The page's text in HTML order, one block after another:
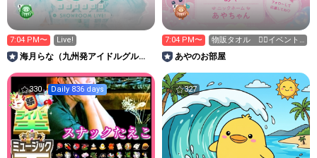
7:04 PM〜 Live!
海月らな（九州発アイドルグルー
7:04 PM〜
物販タオル ❤️‍🔥イベント
参加中❤️‍🔥
あやのお部屋
330 Daily 836 days 327